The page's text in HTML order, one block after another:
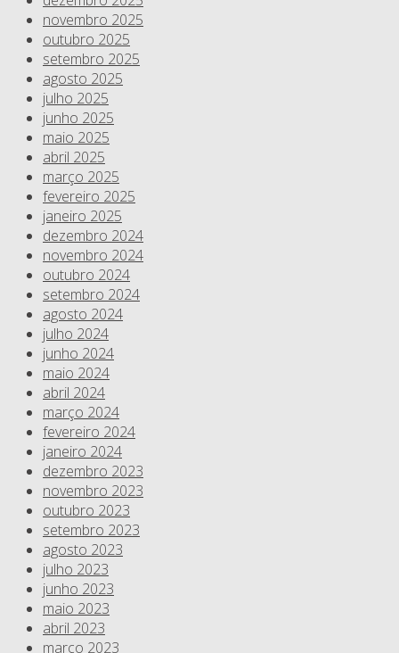
novembro 2025
outubro 2025
setembro 2025
agosto 2025
julho 2025
junho 2025
maio 2025
abril 2025
março 2025
fevereiro 2025
janeiro 2025
dezembro 2024
novembro 2024
outubro 2024
setembro 2024
agosto 2024
julho 2024
junho 2024
maio 2024
abril 2024
março 2024
fevereiro 2024
janeiro 2024
dezembro 2023
novembro 2023
outubro 2023
setembro 2023
agosto 2023
julho 2023
junho 2023
maio 2023
abril 2023
março 2023